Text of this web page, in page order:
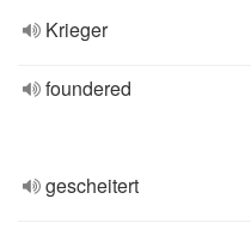
Krieger
foundered
gescheitert